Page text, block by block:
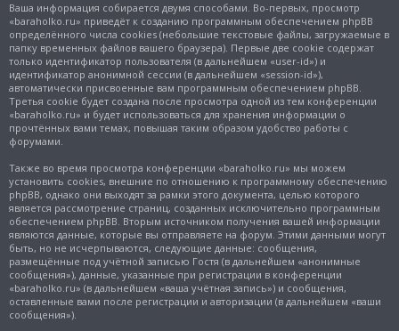
Ваша информация собирается двумя способами. Во-первых, просмотр
«baraholko.ru» приведёт к созданию программным обеспечением phpBB
определённого числа cookies (небольшие текстовые файлы, загружаемые в
папку временных файлов вашего браузера). Первые две cookie содержат
только идентификатор пользователя (в дальнейшем «user-id») и
идентификатор анонимной сессии (в дальнейшем «session-id»),
автоматически присвоенные вам программным обеспечением phpBB.
Третья cookie будет создана после просмотра одной из тем конференции
«baraholko.ru» и будет использоваться для хранения информации о
прочтённых вами темах, повышая таким образом удобство работы с
форумами.
Также во время просмотра конференции «baraholko.ru» мы можем
установить cookies, внешние по отношению к программному обеспечению
phpBB, однако они выходят за рамки этого документа, целью которого
является рассмотрение страниц, созданных исключительно программным
обеспечением phpBB. Вторым источником получения вашей информации
являются данные, которые вы отправляете на форум. Этими данными могут
быть, но не исчерпываются, следующие данные: сообщения,
размещённые под учётной записью Гостя (в дальнейшем «анонимные
сообщения»), данные, указанные при регистрации в конференции
«baraholko.ru» (в дальнейшем «ваша учётная запись») и сообщения,
оставленные вами после регистрации и авторизации (в дальнейшем «ваши
сообщения»).